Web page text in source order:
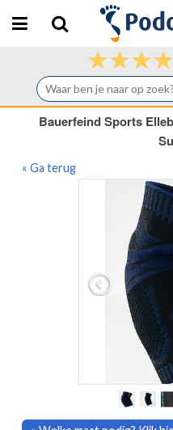
Bauerfeind Sports
« Ga terug